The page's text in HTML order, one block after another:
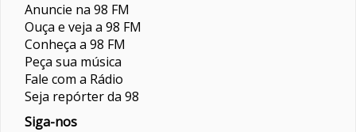
Anuncie na 98 FM
Ouça e veja a 98 FM
Conheça a 98 FM
Peça sua música
Fale com a Rádio
Seja repórter da 98
Siga-nos